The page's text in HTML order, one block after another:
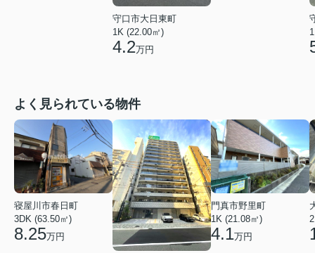
守口市大日東町
1K (22.00㎡)
4.2万円
よく見られている物件
寝屋川市春日町
3DK (63.50㎡)
8.25万円
門真市野里町
1K (21.08㎡)
4.1万円